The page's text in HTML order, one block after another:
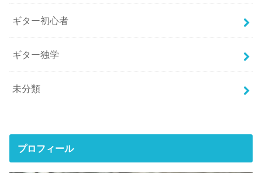
ギター初心者
ギター独学
未分類
プロフィール